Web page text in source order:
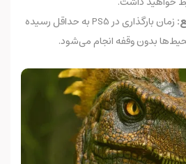
زمان بارگذاری در PS5 به حداقل رسیده
بدون وقفه انجام می‌شود.